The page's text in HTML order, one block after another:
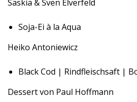
Saskia & Sven Elverfeld
Soja-Ei à la Aqua
Heiko Antoniewicz
Black Cod | Rindfleischsaft |
Dessert von Paul Hoffmann